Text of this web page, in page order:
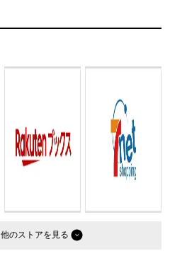
9784877286569
他のストア